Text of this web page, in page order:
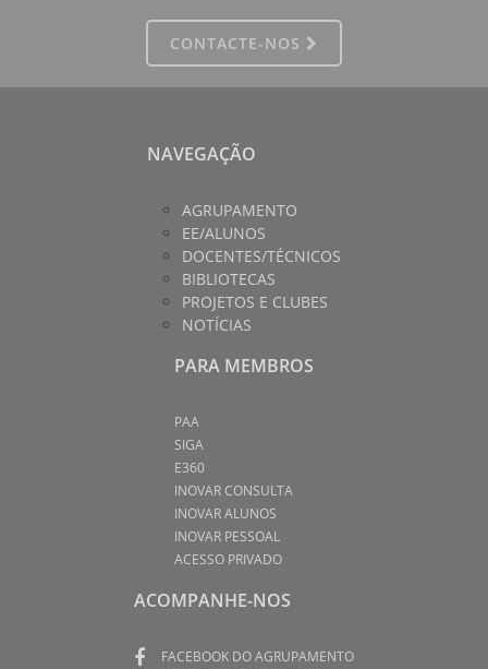
CONTACTE-NOS
NAVEGAÇÃO
AGRUPAMENTO
EE/ALUNOS
DOCENTES/TÉCNICOS
BIBLIOTECAS
PROJETOS E CLUBES
NOTÍCIAS
PARA MEMBROS
PAA
SIGA
E360
INOVAR CONSULTA
INOVAR ALUNOS
INOVAR PESSOAL
ACESSO PRIVADO
ACOMPANHE-NOS
FACEBOOK DO AGRUPAMENTO